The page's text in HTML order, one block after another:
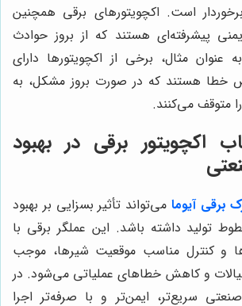
است. اکچویتورهای برقی همچنین
پیشرفته‌ای هستند که از بروز حوادث
عنوان مثال، برخی از اکچویتورها دارای
هستند که در صورت بروز مشکل، به
متوقف می‌کنند.
اکچویتور برقی در بهبود
برقی آیوما می‌تواند تأثیر بسزایی بر بهبود
تولید داشته باشد. این عملگر برقی با
و کنترل مناسب موقعیت شیرها، موجب
و کاهش خطاهای عملیاتی می‌شود. در
سریع‌تر، ایمن‌تر و با صرفه‌تر اجرا